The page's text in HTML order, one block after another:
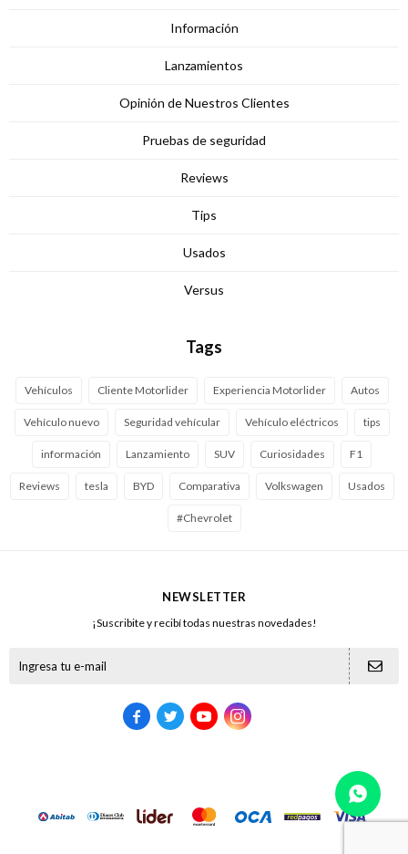
Información
Lanzamientos
Opinión de Nuestros Clientes
Pruebas de seguridad
Reviews
Tips
Usados
Versus
Tags
Vehículos Cliente Motorlider Experiencia Motorlider Autos
Vehículo nuevo Seguridad vehícular Vehículo eléctricos tips
información Lanzamiento SUV Curiosidades F1
Reviews tesla BYD Comparativa Volkswagen Usados
#Chevrolet
NEWSLETTER
¡Suscribite y recibí todas nuestras novedades!
   